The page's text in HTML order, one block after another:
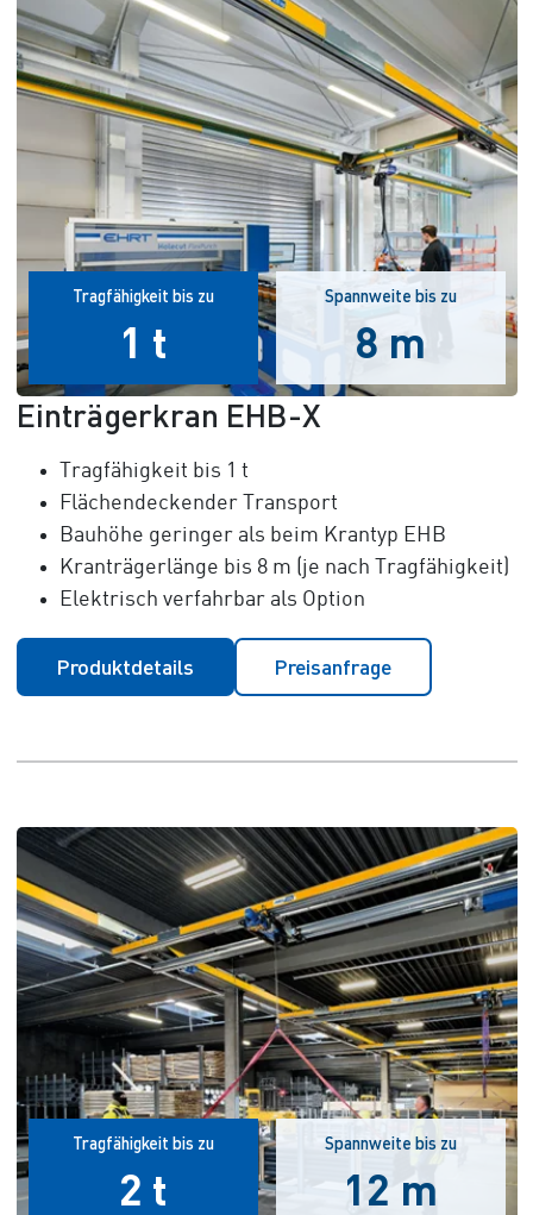
Tragfähigkeit bis zu
1 t
Spannweite bis zu
8 m
Einträgerkran EHB-X
Tragfähigkeit bis 1 t
Flächendeckender Transport
Bauhöhe geringer als beim Krantyp EHB
Kranträgerlänge bis 8 m (je nach Tragfähigkeit)
Elektrisch verfahrbar als Option
Produktdetails Preisanfrage
Tragfähigkeit bis zu
2 t
Spannweite bis zu
12 m